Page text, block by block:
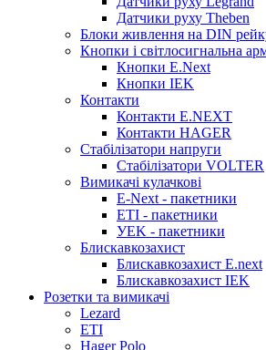
Датчики руху Theben
Блоки живлення на DIN
Кнопки і світлосигнальна
Кнопки E.Next
Кнопки IEK
Контакти
Контакти E.NEXT
Контакти HAGER
Стабілізатори напруги
Стабілізатори VOLTER
Вимикачі кулачкові
E-Next - пакетники
ETI - пакетники
УEK - пакетники
Блискавкозахист
Блискавкозахист E.next
Блискавкозахист IEK
Розетки та вимикачі
Lezard
ETI
Hager Polo